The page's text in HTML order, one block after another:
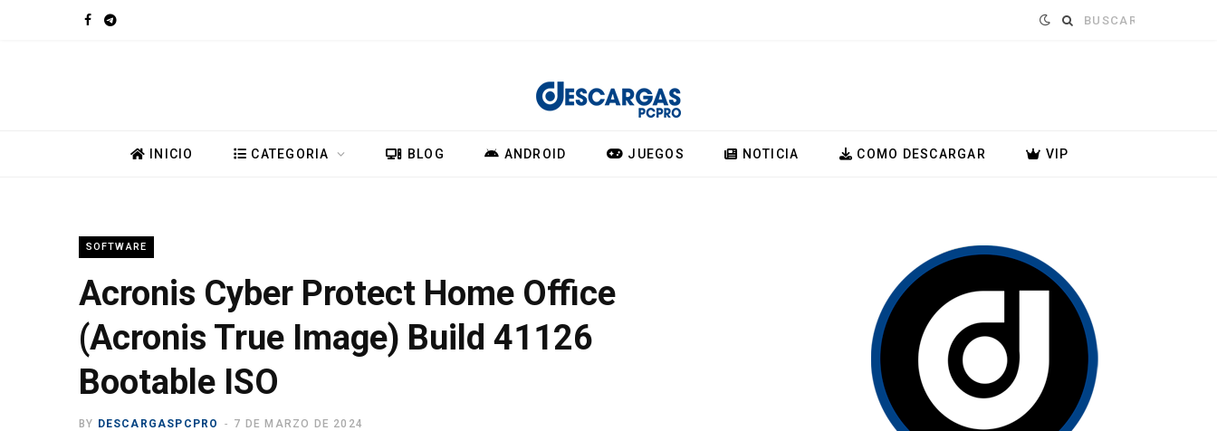
F
o
k
T
a
m
Buscar:
INICIO CATEGORIA BLOG ANDROID JUEGOS NOTICIA COMO DESCARGAR VIP
SOFTWARE
Acronis Cyber Protect Home Office
(Acronis True Image) Build 41126
Bootable ISO
BY DESCARGASPCPRO 7 DE MARZO DE 2024